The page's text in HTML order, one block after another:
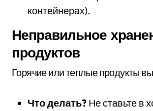
контейнерах).
Неправильное
продуктов
Горячие или теплые продукты
Что делать? Не ставьте в